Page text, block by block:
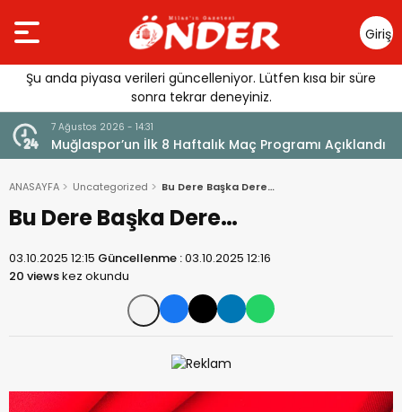
Giriş
Yap
Şu anda piyasa verileri güncelleniyor. Lütfen kısa bir süre
sonra tekrar deneyiniz.
7 Ağustos 2026 - 14:31
Muğlaspor’un İlk 8 Haftalık Maç Programı Açıklandı
ANASAYFA Uncategorized Bu Dere Başka Dere…
Bu Dere Başka Dere…
03.10.2025 12:15 Güncellenme :03.10.2025 12:16
20 viewskez okundu